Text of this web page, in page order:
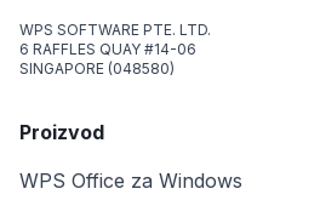
WPS SOFTWARE PTE. LTD.
6 RAFFLES QUAY #14-06
SINGAPORE (048580)
Proizvod
WPS Office za Windows